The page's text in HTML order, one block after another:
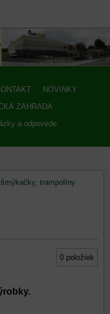
NOVINKY
ZÁHRADA
a odpovede
trampolíny
0 položiek